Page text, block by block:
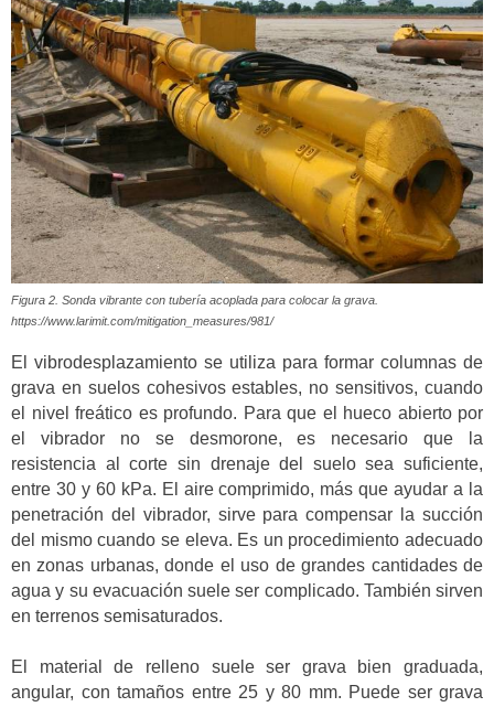
Figura 2. Sonda vibrante con tubería acoplada para colocar la grava.
https://www.larimit.com/mitigation_measures/981/
El vibrodesplazamiento se utiliza para formar columnas de
grava en suelos cohesivos estables, no sensitivos, cuando
el nivel freático es profundo. Para que el hueco abierto por
el vibrador no se desmorone, es necesario que la
resistencia al corte sin drenaje del suelo sea suficiente,
entre 30 y 60 kPa. El aire comprimido, más que ayudar a la
penetración del vibrador, sirve para compensar la succión
del mismo cuando se eleva. Es un procedimiento adecuado
en zonas urbanas, donde el uso de grandes cantidades de
agua y su evacuación suele ser complicado. También sirven
en terrenos semisaturados.
El material de relleno suele ser grava bien graduada,
angular, con tamaños entre 25 y 80 mm. Puede ser grava